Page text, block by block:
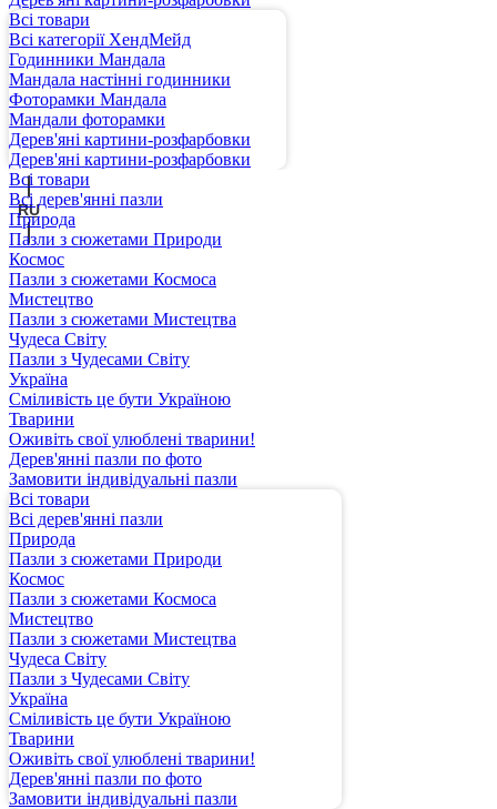
UA
RU
Всі товари
Всі категорії ХендМейд
Годинники Мандала
Мандала настінні годинники
Фоторамки Мандала
Мандали фоторамки
Дерев'яні картини-розфарбовки
Дерев'яні картини-розфарбовки
Всі товари
Всі дерев'янні пазли
Природа
Пазли з сюжетами Природи
Космос
Пазли з сюжетами Космоса
Мистецтво
Пазли з сюжетами Мистецтва
Чудеса Світу
Пазли з Чудесами Світу
Україна
Сміливість це бути Україною
Тварини
Оживіть свої улюблені тварини!
Дерев'янні пазли по фото
Замовити індивідуальні пазли
Всі товари
Всі дерев'янні пазли
Природа
Пазли з сюжетами Природи
Космос
Пазли з сюжетами Космоса
Мистецтво
Пазли з сюжетами Мистецтва
Чудеса Світу
Пазли з Чудесами Світу
Україна
Сміливість це бути Україною
Тварини
Оживіть свої улюблені тварини!
Дерев'янні пазли по фото
Замовити індивідуальні пазли